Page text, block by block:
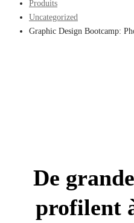
Produits
Uncategorized
Graphic Design Bootcamp:
De
profilent